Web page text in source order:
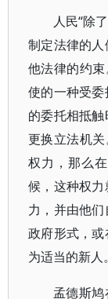
人民“除
制定法律的
他法律的约
使的一种受
的委托相抵
更换立法机
权力，那么
候，这种权
力，并由他
政府形式，
为适当的新人
孟德斯